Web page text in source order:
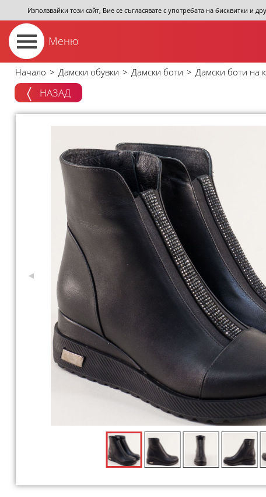
Използвайки този сайт, Вие се съгласявате с употребата на бисквитки и
Меню
Начало > Дамски обувки > Дамски боти > Дамски боти на
НАЗАД